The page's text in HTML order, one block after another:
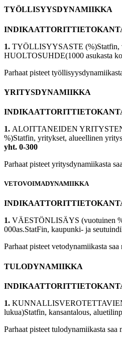
TYÖLLISYYSDYNAMIIKKA
1. TYÖLLISYYSASTE (%)Statfin,
HUOLTOSUHDE(1000 asukasta
Parhaat pisteet
YRITYSDYNAMIIKKA
1. ALOITTANEIDEN YRITYSTEN
%)Statfin, yritykset, alueellinen
yht. 0-300
Parhaat pisteet yritysdynamiikasta
VETOVOIMADYNAMIIKKA
1. VÄESTÖNLISÄYS (vuotuinen
000as.StatFin, kaupunki- ja
Parhaat pisteet vetodynamiikasta
TULODYNAMIIKKA
1. KUNNALLISVEROTETTAVIEN
lukua)Statfin, kansantalous,
Parhaat pisteet tulodynamiikasta